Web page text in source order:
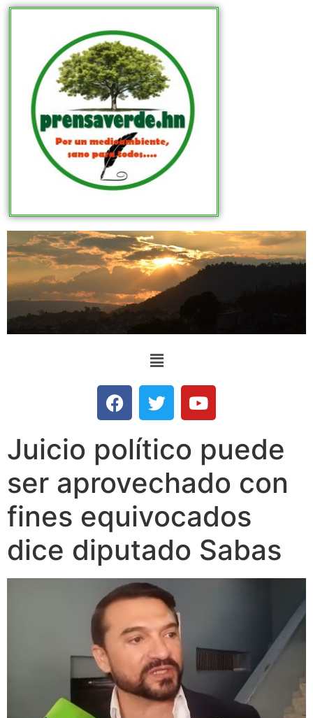
Juicio político puede
ser aprovechado con
fines equivocados
dice diputado Sabas